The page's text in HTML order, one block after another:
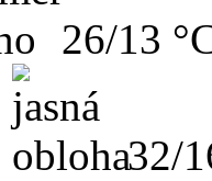
26/13
32/